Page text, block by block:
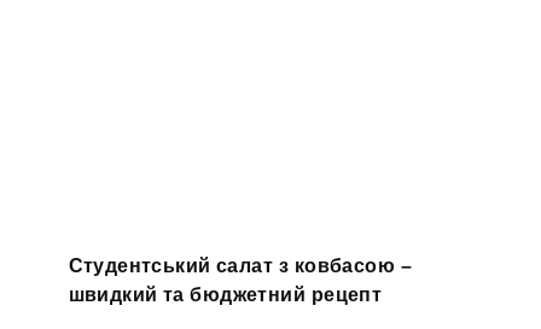
Студентський салат з ковбасою –
швидкий та бюджетний рецепт